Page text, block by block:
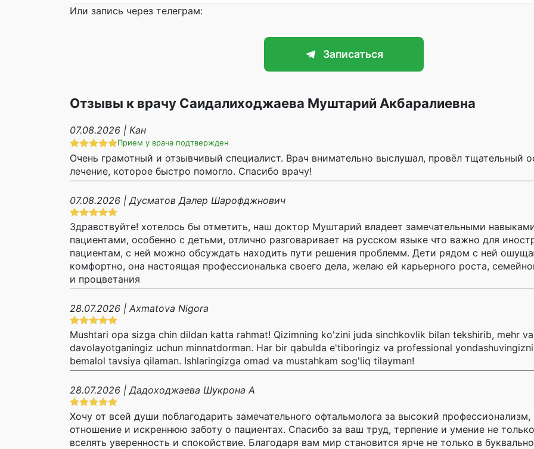
Или запись через телеграм:
Записаться
Отзывы к врачу Саидалиходжаева Муштарий Акбаралиевна
07.08.2026 | Кан
Прием у врача подтвержден
Очень грамотный и отзывчивый специалист. Врач внимательно выслушал, провёл тщательный
лечение, которое быстро помогло. Спасибо врачу!
07.08.2026 | Дусматов Далер Шарофджнович
Здравствуйте! хотелось бы отметить, наш доктор Муштарий владеет замечательными
пациентами, особенно с детьми, отлично разговаривает на русском языке что важно для
пациентам, с ней можно обсуждать находить пути решения проблемм. Дети рядом с ней
комфортно, она настоящая профессиональка своего дела, желаю ей карьерного роста,
и процветания
28.07.2026 | Axmatova Nigora
Mushtari opa sizga chin dildan katta rahmat! Qizimning ko'zini juda sinchkovlik bilan tekshirib, mehr
davolayotganingiz uchun minnatdorman. Har bir qabulda e'tiboringiz va professional
bemalol tavsiya qilaman. Ishlaringizga omad va mustahkam sog'liq tilayman!
28.07.2026 | Дадоходжаева Шукрона А
Хочу от всей души поблагодарить замечательного офтальмолога за высокий профессионализм,
отношение и искреннюю заботу о пациентах. Спасибо за ваш труд, терпение и умение не
вселять уверенность и спокойствие. Благодаря вам мир становится ярче не только в